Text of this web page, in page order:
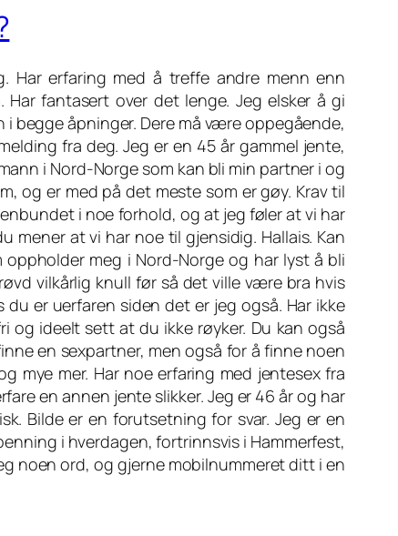
Har erfaring med å treffe andre menn enn
fantasert over det lenge. Jeg elsker å gi
begge åpninger. Dere må være oppegående,
fra deg. Jeg er en 45 år gammel jente,
i Nord-Norge som kan bli min partner i og
og er med på det meste som er gøy. Krav til
i noe forhold, og at jeg føler at vi har
mener at vi har noe til gjensidig. Hallais. Kan
meg i Nord-Norge og har lyst å bli
vilkårlig knull før så det ville være bra hvis
er uerfaren siden det er jeg også. Har ikke
og ideelt sett at du ikke røyker. Du kan også
en sexpartner, men også for å finne noen
mye mer. Har noe erfaring med jentesex fra
en annen jente slikker. Jeg er 46 år og har
Bilde er en forutsetning for svar. Jeg er en
i hverdagen, fortrinnsvis i Hammerfest,
noen ord, og gjerne mobilnummeret ditt i en